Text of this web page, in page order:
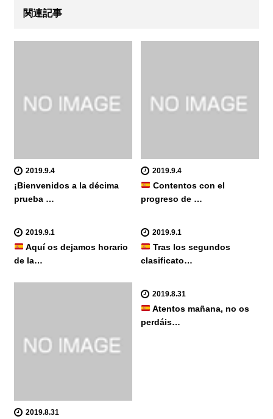
関連記事
2019.9.4
¡Bienvenidos a la décima
prueba …
2019.9.4
Contentos con el
progreso de …
2019.9.1
Aquí os dejamos horario
de la…
2019.9.1
Tras los segundos
clasificato…
2019.8.31
2019.8.31
Atentos mañana, no os
perdáis…